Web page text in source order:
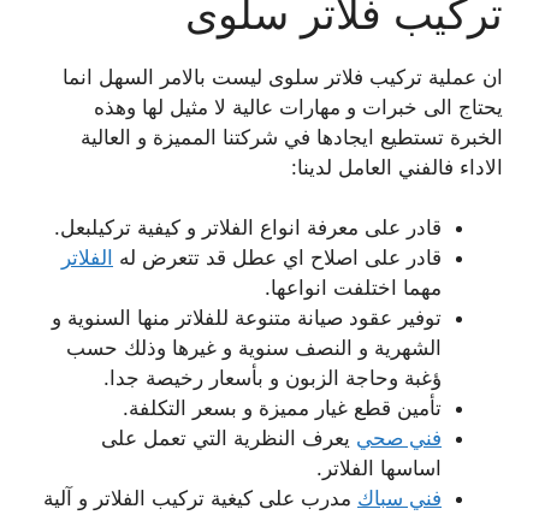
تركيب فلاتر سلوى
ان عملية تركيب فلاتر سلوى ليست بالامر السهل انما
يحتاج الى خبرات و مهارات عالية لا مثيل لها وهذه
الخبرة تستطيع ايجادها في شركتنا المميزة و العالية
الاداء فالفني العامل لدينا:
قادر على معرفة انواع الفلاتر و كيفية تركيلبعل.
قادر على اصلاح اي عطل قد تتعرض له الفلاتر
مهما اختلفت انواعها.
توفير عقود صيانة متنوعة للفلاتر منها السنوية و
الشهرية و النصف سنوية و غيرها وذلك حسب
ؤغبة وحاجة الزبون و بأسعار رخيصة جدا.
تأمين قطع غيار مميزة و بسعر التكلفة.
فني صحي يعرف النظرية التي تعمل على
اساسها الفلاتر.
فني سباك مدرب على كيغية تركيب الفلاتر و آلية